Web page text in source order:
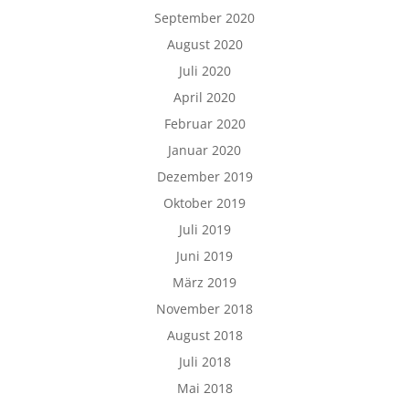
September 2020
August 2020
Juli 2020
April 2020
Februar 2020
Januar 2020
Dezember 2019
Oktober 2019
Juli 2019
Juni 2019
März 2019
November 2018
August 2018
Juli 2018
Mai 2018